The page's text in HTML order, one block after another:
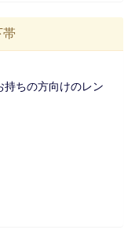
帯
持ちの方向けのレン